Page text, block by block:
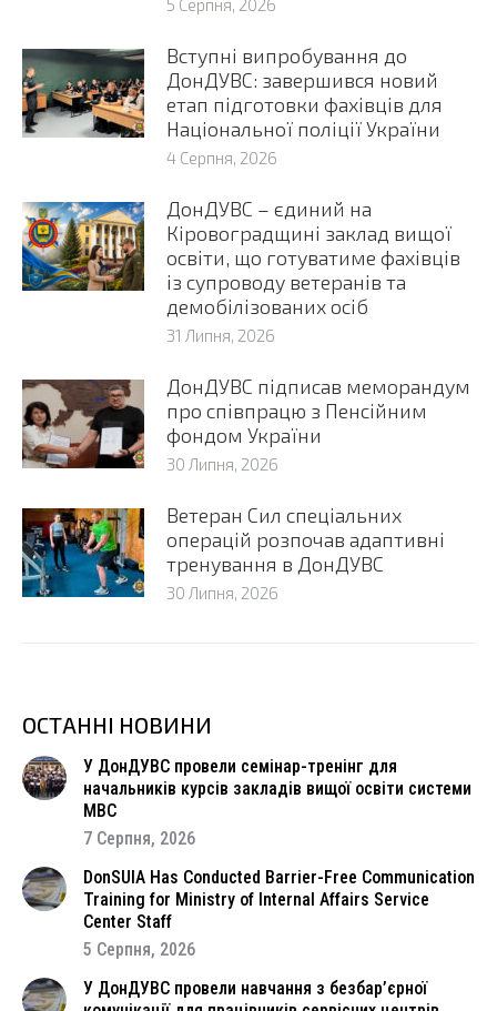
5 Серпня, 2026
Вступні випробування до
ДонДУВС: завершився новий
етап підготовки фахівців для
Національної поліції України
4 Серпня, 2026
ДонДУВС – єдиний на
Кіровоградщині заклад вищої
освіти, що готуватиме фахівців
із супроводу ветеранів та
демобілізованих осіб
31 Липня, 2026
ДонДУВС підписав меморандум
про співпрацю з Пенсійним
фондом України
30 Липня, 2026
Ветеран Сил спеціальних
операцій розпочав адаптивні
тренування в ДонДУВС
30 Липня, 2026
ОСТАННІ НОВИНИ
У ДонДУВС провели семінар-тренінг для
начальників курсів закладів вищої освіти системи
МВС
7 Серпня, 2026
DonSUIA Has Conducted Barrier-Free Communication
Training for Ministry of Internal Affairs Service
Center Staff
5 Серпня, 2026
У ДонДУВС провели навчання з безбар’єрної